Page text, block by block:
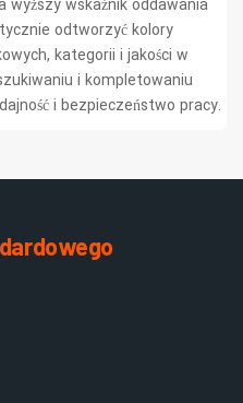
odtworzyć kolory
kategorii i jakości w
i kompletowaniu
i bezpieczeństwo pracy.